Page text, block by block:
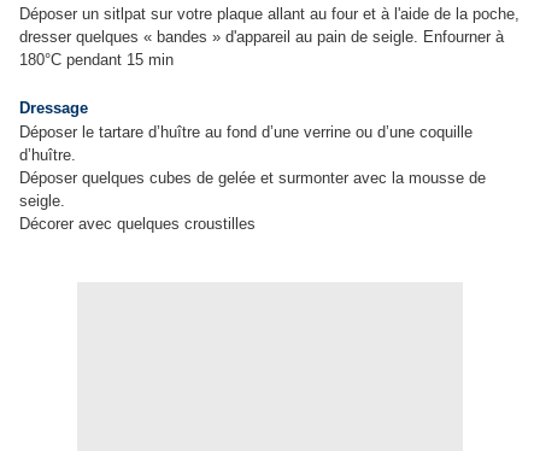
Déposer un sitlpat sur votre plaque allant au four et à l'aide de la poche,
dresser quelques « bandes » d'appareil au pain de seigle. Enfourner à
180°C pendant 15 min
Dressage
Déposer le tartare d’huître au fond d’une verrine ou d’une coquille
d’huître.
Déposer quelques cubes de gelée et surmonter avec la mousse de
seigle.
Décorer avec quelques croustilles